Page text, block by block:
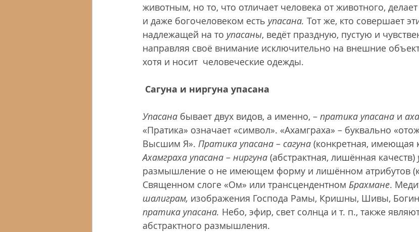
животным, но то, что отличает человека от животного,
и даже богочеловеком есть упасана. Тот же, кто совершает
надлежащей на то упасаны, ведёт праздную, пустую и
направляя своё внимание исключительно на внешние
хотя и носит  человеческие одежды.
Сагуна и ниргуна упасана
Упасана бывает двух видов, а именно, – пратика упасана и
«Пратика» означает «символ». «Ахамграха» – буквально
Высшим Я». Пратика упасана – сагуна (конкретная, имеющая
Ахамграха упасана – ниргуна (абстрактная, лишённая качеств)
размышление о не имеющем форму и лишённом атрибутов
Священном слоге «Ом» или трансцендентном Брахмане.
шалиграм, изображения Господа Рамы, Кришны, Шивы,
пратика упасана. Небо, эфир, свет солнца и т. п., также
абстрактного размышления.